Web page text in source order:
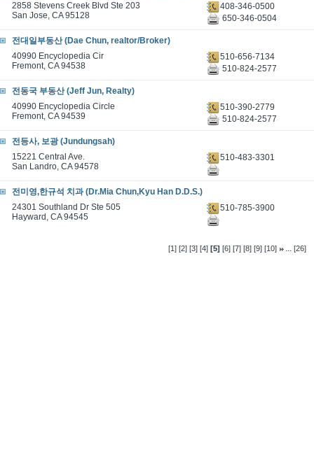
2858 Stevens Creek Blvd Ste 203
San Jose, CA 95128
408-346-0500
650-346-0504
전대일부동산 (Dae Chun, realtor/Broker)
40990 Encyclopedia Cir
Fremont, CA 94538
510-656-7134
510-824-2577
전동국 부동산 (Jeff Jun, Realty)
40990 Encyclopedia Circle
Fremont, CA 94539
510-390-2779
510-824-2577
전등사, 보광 (Jundungsah)
15221 Central Ave.
San Landro, CA 94578
510-483-3301
전미영,한규석 치과 (Dr.Mia Chun,Kyu Han D.D.S.)
24301 Southland Dr Ste 505
Hayward, CA 94545
510-785-3900
[1] [2] [3] [4] [5] [6] [7] [8] [9] [10] ...[26]